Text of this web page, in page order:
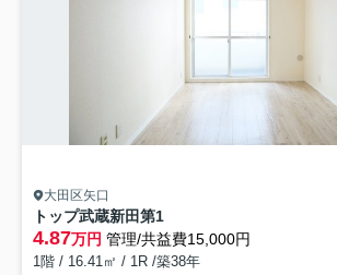
大田区矢口
トップ武蔵新田第1
4.87万円 管理/共益費15,000円
1階 / 16.41㎡ / 1R /築38年